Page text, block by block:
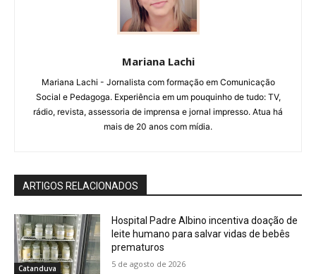
Mariana Lachi
Mariana Lachi - Jornalista com formação em Comunicação
Social e Pedagoga. Experiência em um pouquinho de tudo: TV,
rádio, revista, assessoria de imprensa e jornal impresso. Atua há
mais de 20 anos com mídia.
ARTIGOS RELACIONADOS
Catanduva
Hospital Padre Albino incentiva doação de
leite humano para salvar vidas de bebês
prematuros
5 de agosto de 2026